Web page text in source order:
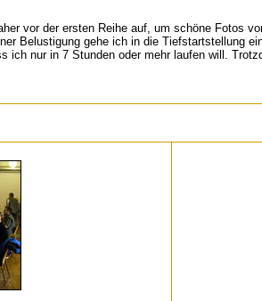
vor der ersten Reihe auf, um schöne Fotos
Belustigung gehe ich in die Tiefstartstellung
ich nur in 7 Stunden oder mehr laufen will.